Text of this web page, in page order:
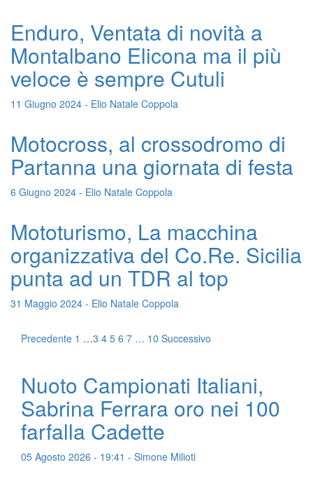
Enduro, Ventata di novità a
Montalbano Elicona ma il più
veloce è sempre Cutuli
11 Giugno 2024 - Elio Natale Coppola
Motocross, al crossodromo di
Partanna una giornata di festa
6 Giugno 2024 - Elio Natale Coppola
Mototurismo, La macchina
organizzativa del Co.Re. Sicilia
punta ad un TDR al top
31 Maggio 2024 - Elio Natale Coppola
Precedente 1 …3 4 5 6 7 … 10 Successivo
Nuoto Campionati Italiani,
Sabrina Ferrara oro nei 100
farfalla Cadette
05 Agosto 2026 - 19:41 - Simone Milioti